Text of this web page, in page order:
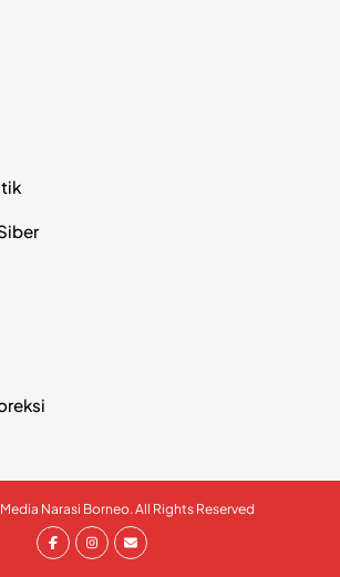
Narasi Borneo. All Rights Reserved